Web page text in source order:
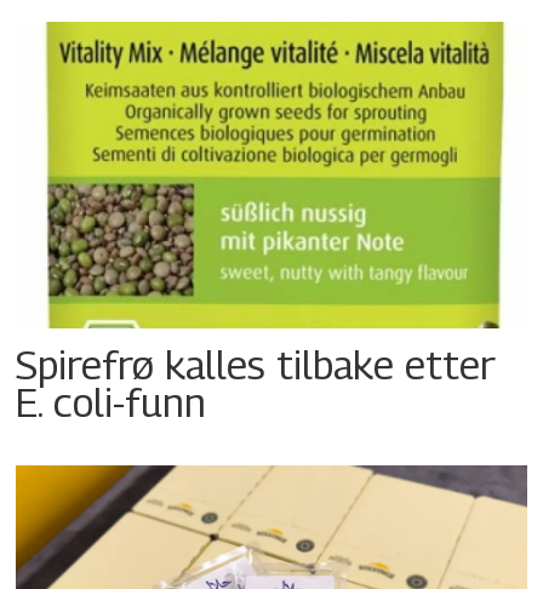
Spirefrø kalles tilbake etter
E. coli-funn